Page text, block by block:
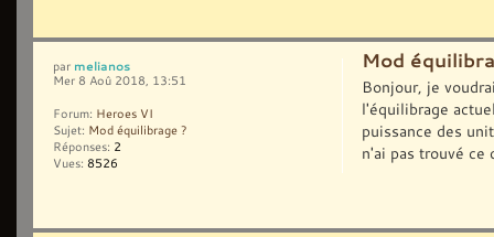
Mod
Bonjour, je
l'équilibrage
puissance des
n'ai pas trouvé ce
par melianos
Mer 8 Aoû 2018, 13:51
Forum: Heroes VI
Sujet: Mod équilibrage ?
Réponses: 2
Vues: 8526